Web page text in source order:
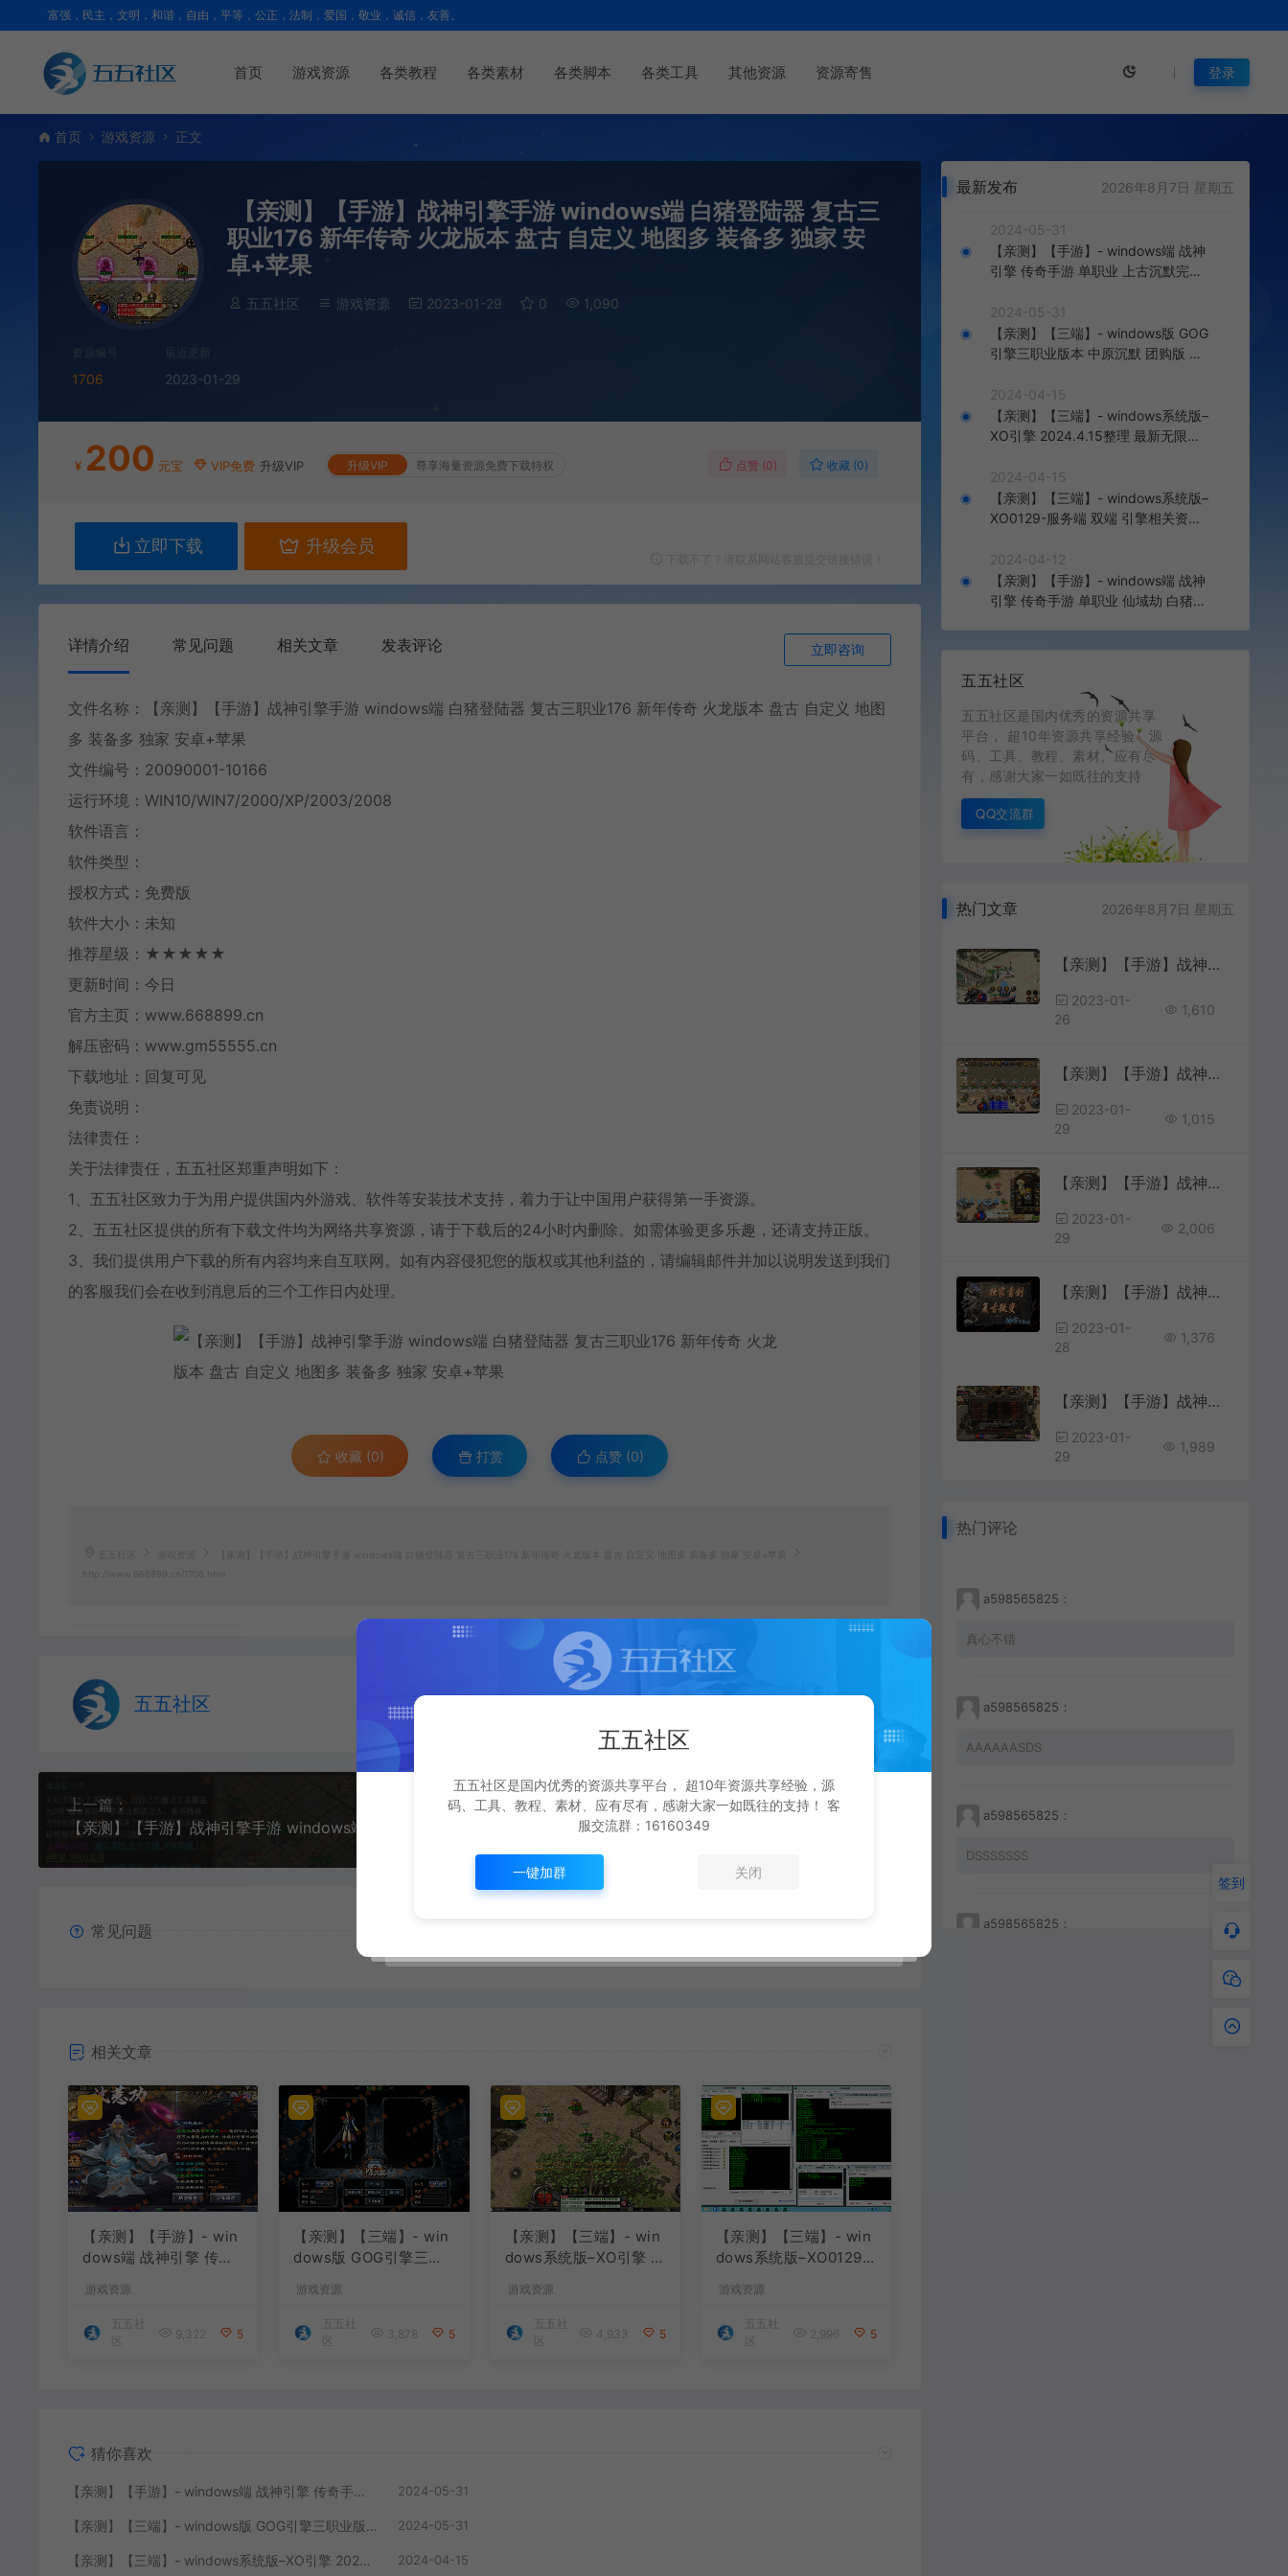
富强，民主，文明，和谐，自由，平等，公正，法制，爱国，敬业，诚信，友善。
首页 游戏资源 各类教程 各类素材 各类脚本 各类工具 其他资源 资源寄售 登录
首页 游戏资源 正文
【亲测】【手游】战神引擎手游 windows端 白猪登陆器 复古三
职业176 新年传奇 火龙版本 盘古 自定义 地图多 装备多 独家 安
卓+苹果
五五社区 游戏资源 2023-01-29 0 1,090
资源编号
1706
最近更新
2023-01-29
¥ 200 元宝 VIP免费 升级VIP 升级VIP 尊享海量资源免费下载特权 点赞 (0) 收藏 (0)
立即下载 升级会员
详情介绍 常见问题 相关文章 发表评论 立即咨询
文件名称：【亲测】【手游】战神引擎手游 windows端 白猪登陆器 复古三职业176 新年传奇 火龙版本 盘古 自定义 地图
多 装备多 独家 安卓+苹果
文件编号：20090001-10166
运行环境：WIN10/WIN7/2000/XP/2003/2008
软件语言：
软件类型：
授权方式：免费版
软件大小：未知
推荐星级：★★★★★
更新时间：今日
官方主页：www.668899.cn
解压密码：www.gm55555.cn
下载地址：回复可见
免责说明：
法律责任：
关于法律责任，五五社区郑重声明如下：
1、五五社区致力于为用户提供国内外游戏、软件等安装技术支持，着力于让中国用户获得第一手资源。
2、五五社区提供的所有下载文件均为网络共享资源，请于下载后的24小时内删除。如需体验更多乐趣，还请支持正版。
3、我们提供用户下载的所有内容均来自互联网。如有内容侵犯您的版权或其他利益的，请编辑邮件并加以说明发送到我们
的客服我们会在收到消息后的三个工作日内处理。
收藏 (0) 打赏 点赞 (0)
五五社区 游戏资源
【亲测】【手游】战神引擎手游 windows端 白猪登陆器 复古三职业176 新年传奇 火龙版本 盘古 自定义 地图多 装备多 独家 安卓+苹果
http://www.668899.cn/1706.html
五五社区
上一篇：
下一篇：
常见问题
相关文章
【亲测】【手游】- win
dows端 战神引擎 传奇
整版 白猪3.0免费版 安
卓+苹果+教程+工具
游戏资源
五五社
区
9,322 5
【亲测】【三端】- win
dows版 GOG引擎三职
已整理配套微端 直接改I
P即可进入游戏
游戏资源
五五社
区
3,878 5
【亲测】【三端】- win
dows系统版–XO引擎 2
制 版本 1.80九龙特色星
王合击版
游戏资源
五五社
区
4,933 5
【亲测】【三端】- win
dows系统版–XO0129-
料 2024.4.15 整理无限
制 只有引擎和客户端 无
版本
游戏资源
五五社
区
2,996 5
猜你喜欢
【亲测】【手游】- windows端 战神引擎 传奇手游 单职业 上古沉默完整版 白猪3.0免费版 安卓+苹果+教程+工具 2024-05-31
【亲测】【三端】- windows版 GOG引擎三职业版本 中原沉默 团购版 已整理配套微端 直接改IP即可进入游戏 2024-05-31
【亲测】【三端】- windows系统版–XO引擎 2024.4.15整理 最新无限制 版本 1.80九龙特色星王合击版 2024-04-15
最新发布 2026年8月7日 星期五
2024-05-31
【亲测】【手游】- windows端 战神
引擎 传奇手游 单职业 上古沉默完整
+工具
2024-05-31
【亲测】【三端】- windows版 GOG
引擎三职业版本 中原沉默 团购版 已
2024-04-15
【亲测】【三端】- windows系统版–
XO引擎 2024.4.15整理 最新无限制
2024-04-15
【亲测】【三端】- windows系统版–
XO0129-服务端 双端 引擎相关资料
户端 无版本
2024-04-12
【亲测】【手游】- windows端 战神
引擎 传奇手游 单职业 仙域劫 白猪3.
五五社区
五五社区是国内优秀的资源共享
平台， 超10年资源共享经验，源
码、工具、教程、素材、应有尽
有，感谢大家一如既往的支持
QQ交流群
热门文章 2026年8月7日 星期五
【亲测】【手游】战神引擎手游 windows端 原版登陆器 单职业 嘟嘟传奇微变176 安卓+苹果
2023-01-
26
1,610
【亲测】【手游】战神引擎手游 windows端 白猪登陆器 三职业180 三职业 火龙装备 炎龙装备 附魔 转移 行会捐献 沙城捐献 四象 首爆 安卓+苹果
2023-01-
29
1,015
【亲测】【手游】战神引擎手游 windows端 白猪登陆器 复古三职业 嘉兴烈火传奇 新地图 盘古 沉默 无名沉默改版 安卓
2023-01-
29
2,006
【亲测】【手游】战神引擎手游 windows端 小兰登陆器 单职业180 冰雪单职业传奇 小野蓝登录器 8888冰雪版本 安卓+苹果
2023-01-
28
1,376
【亲测】【手游】战神引擎手游 windows端 第一登陆器 三职业180合击版本 第一登录器需授权非免费 自定义NPC等等 原始合击 安卓+苹果
2023-01-
29
1,989
热门评论
a598565825：
真心不错
a598565825：
AAAAAASDS
a598565825：
DSSSSSSS
a598565825：
签到
五五社区
五五社区是国内优秀的资源共享平台， 超10年资源共享经验，源
码、工具、教程、素材、应有尽有，感谢大家一如既往的支持！ 客
服交流群：16160349
一键加群 关闭